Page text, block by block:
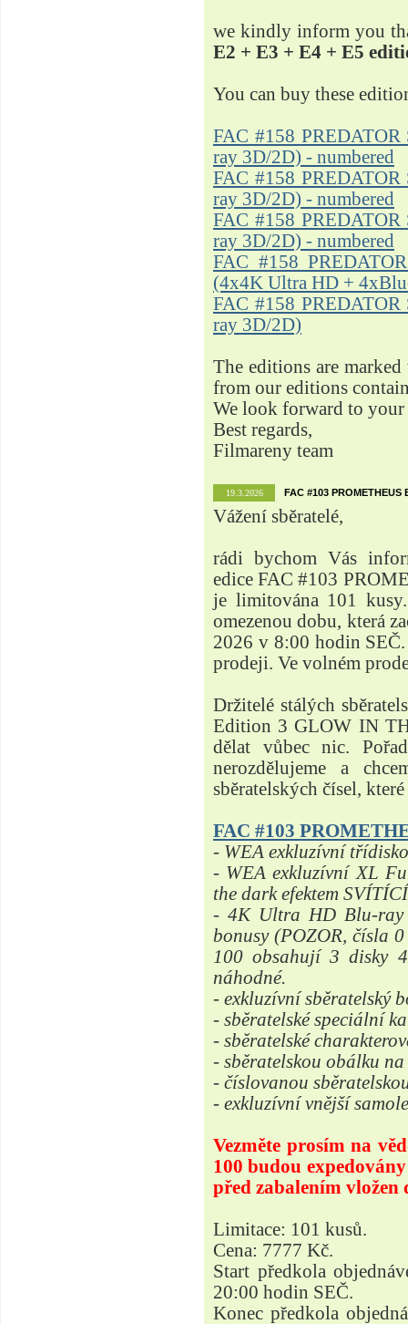
we kindly inform you
E2 + E3 + E4 + E5
You can buy these
FAC #158
ray 3D/2D) - numbered
FAC #158
ray 3D/2D) - numbered
FAC #158
ray 3D/2D) - numbered
FAC #158
(4x4K Ultra HD +
FAC #158
ray 3D/2D)
The editions are
from our editions
We look forward to
Best regards,
Filmareny team
19.3.2026 FAC #103 PROMETHEUS
Vážení sběratelé,
rádi bychom Vás
edice FAC #103
je limitována 101
omezenou dobu, která
2026 v 8:00 hodin
prodeji. Ve volném
Držitelé stálých
Edition 3 GLOW IN
dělat vůbec nic.
nerozdělujeme a
sběratelských čísel,
FAC #103
- WEA exkluzívní
- WEA exkluzívní XL
the dark efektem
- 4K Ultra HD Blu-
bonusy (POZOR, čísla
100 obsahují 3 disky
náhodné.
- exkluzívní sběratelský
- sběratelské speciální
- sběratelské
- sběratelskou obálku
- číslovanou
- exkluzívní vnější
Vezměte prosím na
100 budou
před zabalením
Limitace: 101 kusů.
Cena: 7777 Kč.
Start předkola
20:00 hodin SEČ.
Konec předkola